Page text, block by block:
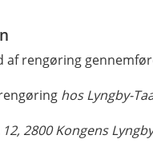
rengøring
hos Lyngby-
2800 Kongens Lyngby